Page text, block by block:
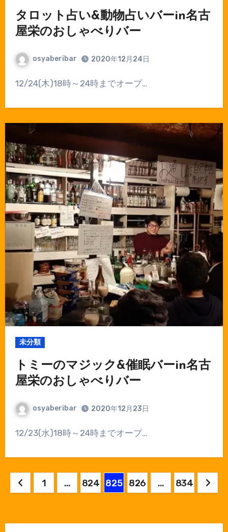
タロット占い&動物占いバーin名古
屋栄のおしゃべりバー
osyaberibar 2020年12月24日
12/24(木)18時～24時までオープ…
未分類
トミーのマジック&催眠バーin名古
屋栄のおしゃべりバー
osyaberibar 2020年12月23日
12/23(水)18時～24時までオープ…
投
の
1 … 824 825 826 … 834